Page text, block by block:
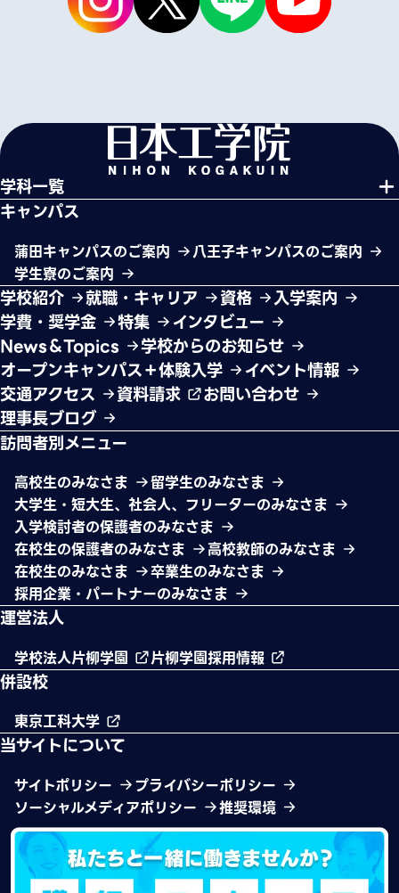
学科一覧
キャンパス
蒲田キャンパスのご案内
八王子キャンパスのご案内
学生寮のご案内
学校紹介 就職・キャリア 資格
入学案内
学費・奨学金
特集
インタビュー
News＆Topics
学校からのお知らせ
オープンキャンパス＋体験入学
イベント情報
交通アクセス
資料請求
お問い合わせ
理事長ブログ
訪問者別メニュー
高校生のみなさま
留学生のみなさま
大学生・短大生、社会人、フリーターのみなさま
入学検討者の保護者のみなさま
在校生の保護者のみなさま
高校教師のみなさま
在校生のみなさま
卒業生のみなさま
採用企業・パートナーのみなさま
運営法人
学校法人片柳学園 片柳学園採用情報
併設校
東京工科大学
当サイトについて
サイトポリシー
プライバシーポリシー
ソーシャルメディアポリシー
推奨環境